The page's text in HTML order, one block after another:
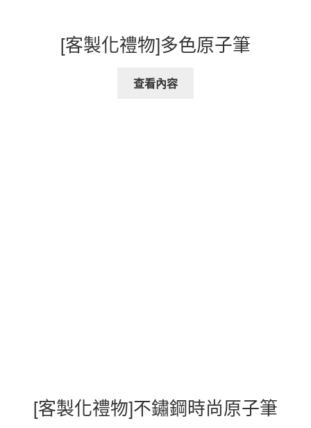
[客製化禮物]多色原子筆
查看內容
[客製化禮物]不鏽鋼時尚原子筆